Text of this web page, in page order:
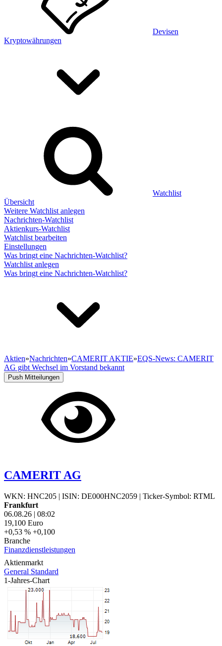
Devisen
Kryptowährungen
Watchlist
Übersicht
Weitere Watchlist anlegen
Nachrichten-Watchlist
Aktienkurs-Watchlist
Watchlist bearbeiten
Einstellungen
Was bringt eine Nachrichten-Watchlist?
Watchlist anlegen
Was bringt eine Nachrichten-Watchlist?
Aktien»Nachrichten»CAMERIT AKTIE»EQS-News: CAMERIT
AG gibt Wechsel im Vorstand bekannt
Push Mitteilungen
CAMERIT AG
WKN: HNC205 | ISIN: DE000HNC2059 | Ticker-Symbol: RTML
Frankfurt
06.08.26 | 08:02
19,100 Euro
+0,53 % +0,100
Branche
Finanzdienstleistungen
Aktienmarkt
General Standard
1-Jahres-Chart